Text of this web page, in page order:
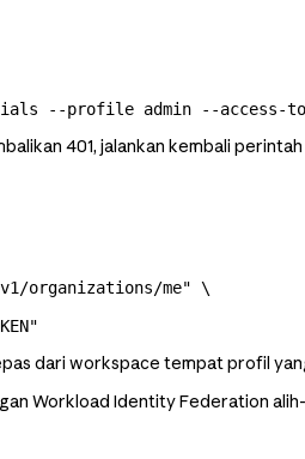
--profile admin --access-
401, jalankan kembali perintah
organizations/me" \
"
dari workspace tempat profil
Workload Identity Federation